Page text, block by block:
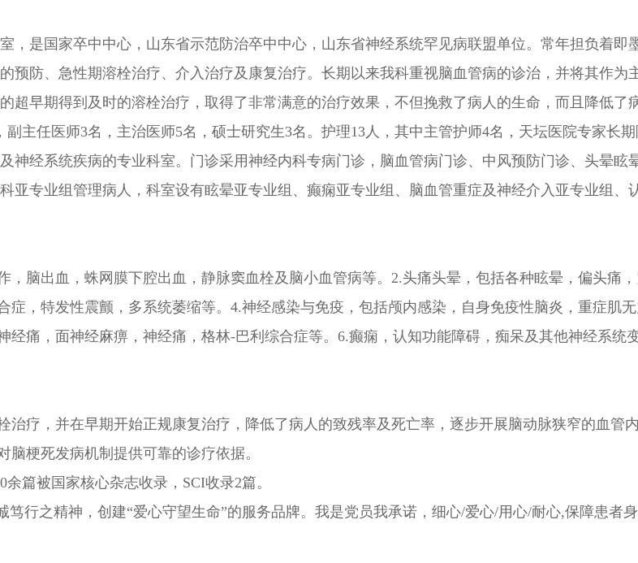
，是国家卒中中心，山东省示范防治卒中中心，山东省神经系统罕见病联盟单位。常年担负着即
预防、急性期溶栓治疗、介入治疗及康复治疗。长期以来我科重视脑血管病的诊治，并将其作为
超早期得到及时的溶栓治疗，取得了非常满意的治疗效果，不但挽救了病人的生命，而且降低了
主任医师3名，主治医师5名，硕士研究生3名。护理13人，其中主管护师4名，天坛医院专家长
神经系统疾病的专业科室。门诊采用神经内科专病门诊，脑血管病门诊、中风预防门诊、头晕眩
亚专业组管理病人，科室设有眩晕亚专业组、癫痫亚专业组、脑血管重症及神经介入亚专业组、
，脑出血，蛛网膜下腔出血，静脉窦血栓及脑小血管病等。2.头痛头晕，包括各种眩晕，偏头痛
，特发性震颤，多系统萎缩等。4.神经感染与免疫，包括颅内感染，自身免疫性脑炎，重症肌
痛，面神经麻痹，神经痛，格林-巴利综合症等。6.癫痫，认知功能障碍，痴呆及其他神经系统
治疗，并在早期开始正规康复治疗，降低了病人的致残率及死亡率，逐步开展脑动脉狭窄的血管
梗死发病机制提供可靠的诊疗依据。
篇被国家核心杂志收录，SCI收录2篇。
行之精神，创建“爱心守望生命”的服务品牌。我是党员我承诺，细心/爱心/用心/耐心,保障患者